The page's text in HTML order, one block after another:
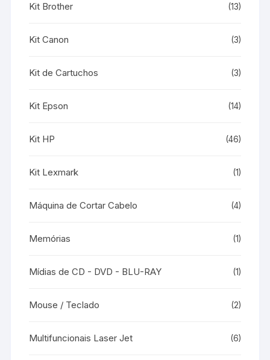
Kit Brother (13)
Kit Canon (3)
Kit de Cartuchos (3)
Kit Epson (14)
Kit HP (46)
Kit Lexmark (1)
Máquina de Cortar Cabelo (4)
Memórias (1)
Mídias de CD - DVD - BLU-RAY (1)
Mouse / Teclado (2)
Multifuncionais Laser Jet (6)